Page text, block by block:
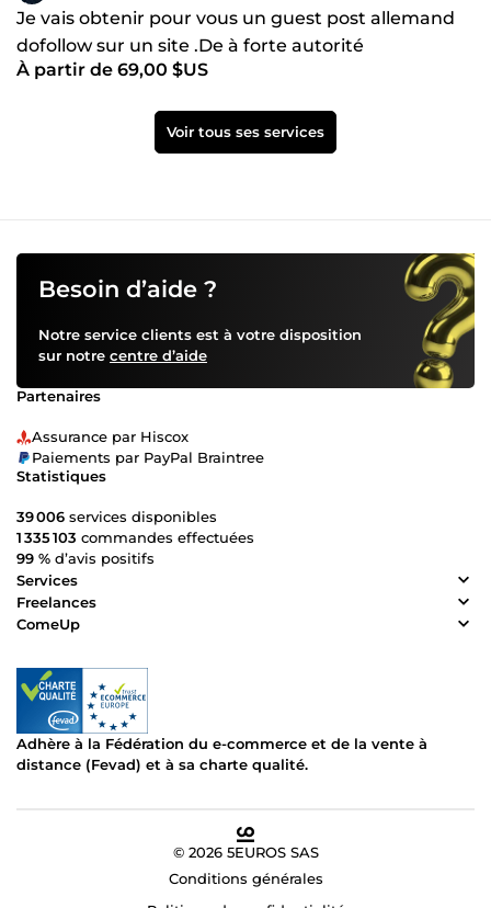
Je vais obtenir pour vous un guest post allemand
dofollow sur un site .De à forte autorité
À partir de 69,00 $US
Voir tous ses services
Besoin d’aide ?
Notre service clients est à votre disposition
sur notre centre d’aide
Partenaires
Assurance par Hiscox
Paiements par PayPal Braintree
Statistiques
39 006 services disponibles
1 335 103 commandes effectuées
99 % d’avis positifs
Services
Freelances
ComeUp
Adhère à la Fédération du e-commerce et de la vente à
distance (Fevad) et à sa charte qualité.
© 2026 5EUROS SAS
Conditions générales